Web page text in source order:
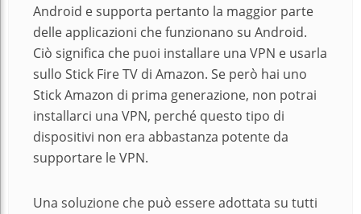
Android e supporta pertanto la maggior parte
delle applicazioni che funzionano su Android.
Ciò significa che puoi installare una VPN e usarla
sullo Stick Fire TV di Amazon. Se però hai uno
Stick Amazon di prima generazione, non potrai
installarci una VPN, perché questo tipo di
dispositivi non era abbastanza potente da
supportare le VPN.
Una soluzione che può essere adottata su tutti